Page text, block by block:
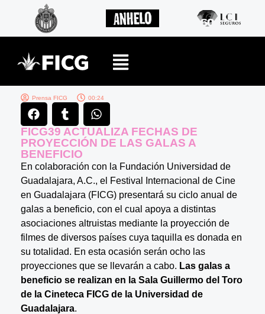
Prensa FICG 00:24
FICG39 ACTUALIZA FECHAS DE
PROYECCIÓN DE LAS GALAS A
BENEFICIO
En colaboración con la Fundación Universidad de
Guadalajara, A.C., el Festival Internacional de Cine
en Guadalajara (FICG) presentará su ciclo anual de
galas a beneficio, con el cual apoya a distintas
asociaciones altruistas mediante la proyección de
filmes de diversos países cuya taquilla es donada en
su totalidad. En esta ocasión serán ocho las
proyecciones que se llevarán a cabo. Las galas a
beneficio se realizan en la Sala Guillermo del Toro
de la Cineteca FICG de la Universidad de
Guadalajara.